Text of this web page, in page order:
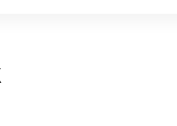
des aspects souvent
attachante et